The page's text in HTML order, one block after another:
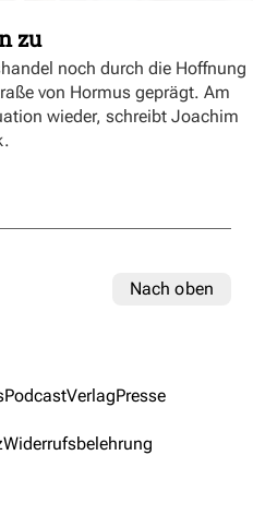
zu
noch durch die Hoffnung
von Hormus geprägt. Am
wieder, schreibt Joachim
Nach oben
PodcastVerlagPresse
Widerrufsbelehrung